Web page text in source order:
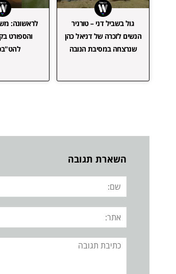
גול בשביל דני – טורניר
הנשים לזכרה של דניאל כהן
שנרצחה במסיבת הנובה
לראשונה:
והספורט
השארת תגובה
שם:
אתר:
תגובה